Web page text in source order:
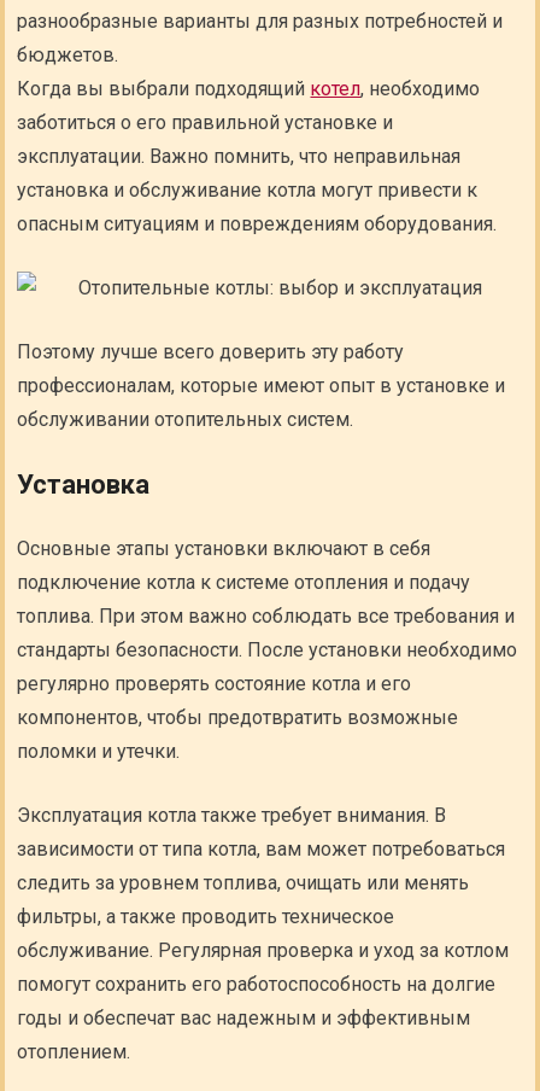
разнообразные варианты для разных потребностей и
бюджетов.
Когда вы выбрали подходящий котел, необходимо
заботиться о его правильной установке и
эксплуатации. Важно помнить, что неправильная
установка и обслуживание котла могут привести к
опасным ситуациям и повреждениям оборудования.
Поэтому лучше всего доверить эту работу
профессионалам, которые имеют опыт в установке и
обслуживании отопительных систем.
Установка
Основные этапы установки включают в себя
подключение котла к системе отопления и подачу
топлива. При этом важно соблюдать все требования и
стандарты безопасности. После установки необходимо
регулярно проверять состояние котла и его
компонентов, чтобы предотвратить возможные
поломки и утечки.
Эксплуатация котла также требует внимания. В
зависимости от типа котла, вам может потребоваться
следить за уровнем топлива, очищать или менять
фильтры, а также проводить техническое
обслуживание. Регулярная проверка и уход за котлом
помогут сохранить его работоспособность на долгие
годы и обеспечат вас надежным и эффективным
отоплением.